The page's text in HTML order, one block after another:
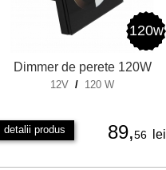
120w
Dimmer de perete 120W
12V / 120 W
detalii produs 89,56 lei